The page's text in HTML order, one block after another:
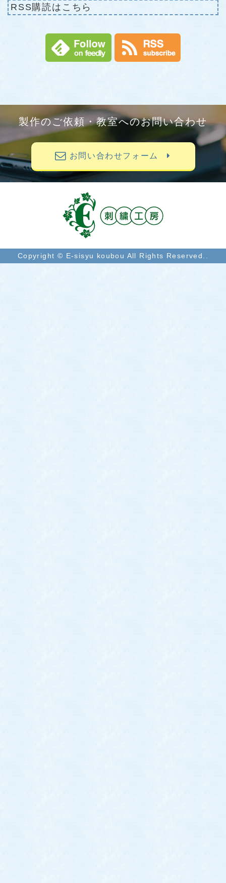
RSS購読はこちら
製作のご依頼・教室へのお問い合わせ
お問い合わせフォーム
Copyright © E-sisyu koubou All Rights Reserved..